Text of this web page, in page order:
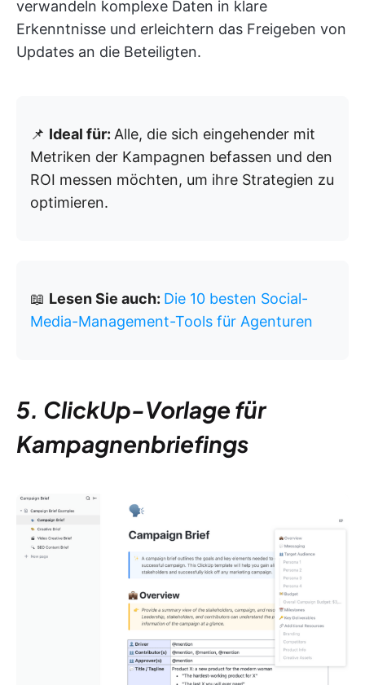
verwandeln komplexe Daten in klare
Erkenntnisse und erleichtern das Freigeben von
Updates an die Beteiligten.
📌 Ideal für: Alle, die sich eingehender mit
Metriken der Kampagnen befassen und den
ROI messen möchten, um ihre Strategien zu
optimieren.
📖 Lesen Sie auch: Die 10 besten Social-
Media-Management-Tools für Agenturen
5. ClickUp-Vorlage für
Kampagnenbriefings